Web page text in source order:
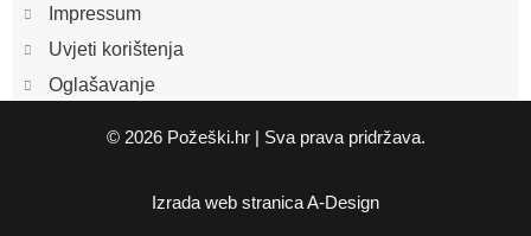
Impressum
Uvjeti korištenja
Oglašavanje
© 2026 Požeški.hr | Sva prava pridržava.
Izrada web stranicaA-Design